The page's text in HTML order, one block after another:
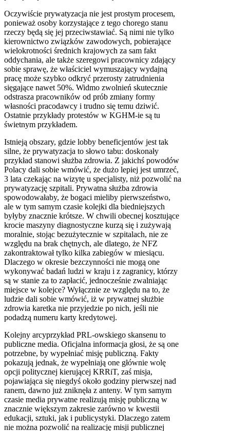
Oczywiście prywatyzacja nie jest prostym procesem,
ponieważ osoby korzystające z tego chorego stanu
rzeczy będą się jej przeciwstawiać. Są nimi nie tylko
kierownictwo związków zawodowych, pobierające
wielokrotności średnich krajowych za sam fakt
oddychania, ale także szeregowi pracownicy zdający
sobie sprawę, że właściciel wymuszający wydajną
pracę może szybko odkryć przerosty zatrudnienia
sięgające nawet 50%. Widmo zwolnień skutecznie
odstrasza pracowników od prób zmiany formy
własności pracodawcy i trudno się temu dziwić.
Ostatnie przykłady protestów w KGHM-ie są tu
świetnym przykładem.
Istnieją obszary, gdzie lobby beneficjentów jest tak
silne, że prywatyzacja to słowo tabu: doskonały
przykład stanowi służba zdrowia. Z jakichś powodów
Polacy dali sobie wmówić, że dużo lepiej jest umrzeć,
3 lata czekając na wizytę u specjalisty, niż pozwolić na
prywatyzację szpitali. Prywatna służba zdrowia
spowodowałaby, że bogaci mieliby pierwszeństwo,
ale w tym samym czasie kolejki dla biedniejszych
byłyby znacznie krótsze. W chwili obecnej kosztujące
krocie maszyny diagnostyczne kurzą się i zużywają
moralnie, stojąc bezużytecznie w szpitalach, nie ze
względu na brak chętnych, ale dlatego, że NFZ
zakontraktował tylko kilka zabiegów w miesiącu.
Dlaczego w okresie bezczynności nie mogą one
wykonywać badań ludzi w kraju i z zagranicy, którzy
są w stanie za to zapłacić, jednocześnie zwalniając
miejsce w kolejce? Wyłącznie ze względu na to, że
ludzie dali sobie wmówić, iż w prywatnej służbie
zdrowia karetka nie przyjedzie po nich, jeśli nie
podadzą numeru karty kredytowej.
Kolejny arcyprzykład PRL-owskiego skansenu to
publiczne media. Oficjalna informacja głosi, że są one
potrzebne, by wypełniać misję publiczną. Fakty
pokazują jednak, że wypełniają one głównie wolę
opcji politycznej kierującej KRRiT, zaś misja,
pojawiająca się niegdyś około godziny pierwszej nad
ranem, dawno już zniknęła z anteny. W tym samym
czasie media prywatne realizują misję publiczną w
znacznie większym zakresie zarówno w kwestii
edukacji, sztuki, jak i publicystyki. Dlaczego zatem
nie można pozwolić na realizację misji publicznej